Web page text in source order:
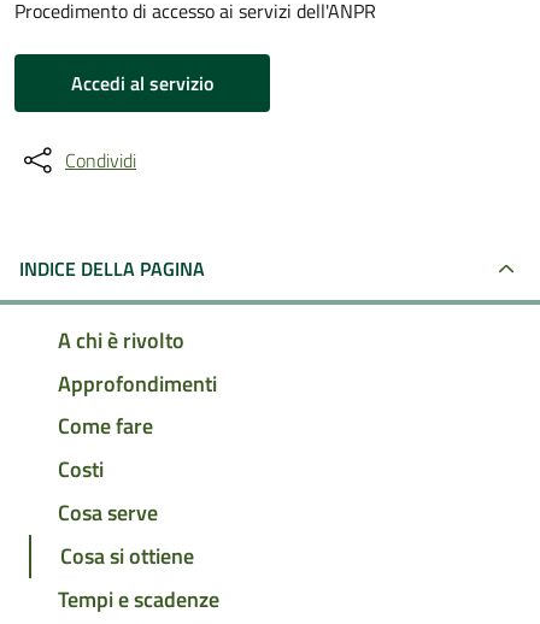
Procedimento di accesso ai servizi dell'ANPR
Accedi al servizio
Condividi
INDICE DELLA PAGINA
A chi è rivolto
Approfondimenti
Come fare
Costi
Cosa serve
Cosa si ottiene
Tempi e scadenze